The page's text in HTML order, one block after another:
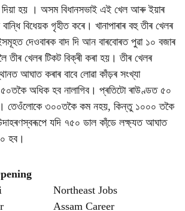
দিয়া হয় । অসম বিধানসভাই এই খেল আৰু ইয়াৰ
বান্ধি বিধেয়ক গৃহীত কৰে। খানাপাৰাৰ বহু তীৰ খেলৰ
দেওবাৰক বাদ দি আন বাৰবোৰত পুৱা ১০ বজাৰ
তীৰ খেলৰ টিকট বিক্ৰী কৰা হয়। তীৰ খেলৰ
আঘাত কৰাৰ বাবে লোৱা কাঁড়ৰ সংখ্যা
অধিক হব নালাগিব। প্ৰতিটো ৰাউণ্ডত ৫০
তেওঁলোকে ৩০০তকৈ কম নহয়, কিন্তু ১০০০ তকৈ
যদি ৭৫০ ডাল কাঁডে় লক্ষ্যত আঘাত
হব।
Northeast Jobs
Assam Career